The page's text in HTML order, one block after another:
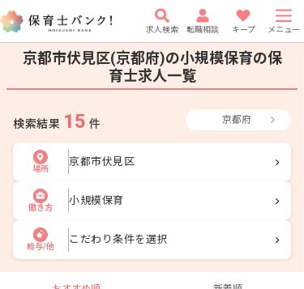
求人検索 転職相談 キープ メニュー
京都市伏見区(京都府)の小規模保育の保
育士求人一覧
検索結果 15 件 京都府
場所
京都市伏見区
働き方
小規模保育
給与/他
こだわり条件を選択